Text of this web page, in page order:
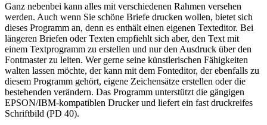
Ganz nebenbei kann alles mit verschiedenen Rahmen versehen
werden. Auch wenn Sie schöne Briefe drucken wollen, bietet sich
dieses Programm an, denn es enthält einen eigenen Texteditor. Bei
längeren Briefen oder Texten empfiehlt sich aber, den Text mit
einem Textprogramm zu erstellen und nur den Ausdruck über den
Fontmaster zu leiten. Wer gerne seine künstlerischen Fähigkeiten
walten lassen möchte, der kann mit dem Fonteditor, der ebenfalls zu
diesem Programm gehört, eigene Zeichensätze erstellen oder die
bestehenden verändern. Das Programm unterstützt die gängigen
EPSON/IBM-kompatiblen Drucker und liefert ein fast druckreifes
Schriftbild (PD 40).